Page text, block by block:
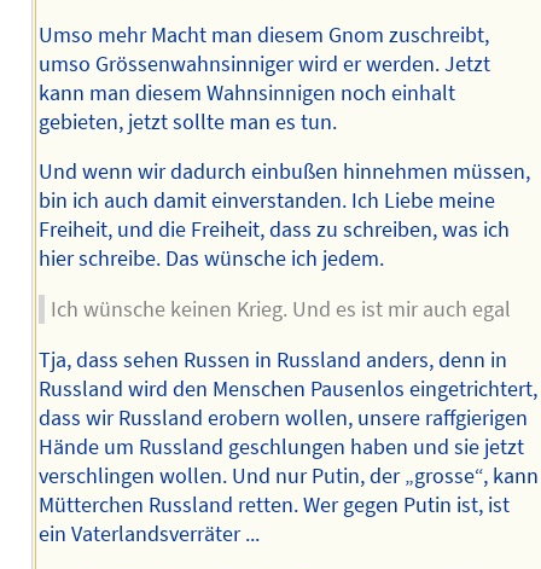
Umso mehr Macht man diesem Gnom zuschreibt,
umso Grössenwahnsinniger wird er werden. Jetzt
kann man diesem Wahnsinnigen noch einhalt
gebieten, jetzt sollte man es tun.
Und wenn wir dadurch einbußen hinnehmen müssen,
bin ich auch damit einverstanden. Ich Liebe meine
Freiheit, und die Freiheit, dass zu schreiben, was ich
hier schreibe. Das wünsche ich jedem.
Ich wünsche keinen Krieg. Und es ist mir auch egal
Tja, dass sehen Russen in Russland anders, denn in
Russland wird den Menschen Pausenlos eingetrichtert,
dass wir Russland erobern wollen, unsere raffgierigen
Hände um Russland geschlungen haben und sie jetzt
verschlingen wollen. Und nur Putin, der „grosse“, kann
Mütterchen Russland retten. Wer gegen Putin ist, ist
ein Vaterlandsverräter ...